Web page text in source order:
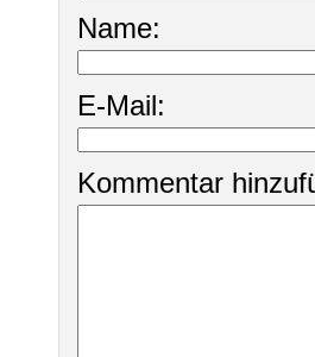
Name:
E-Mail:
Kommentar